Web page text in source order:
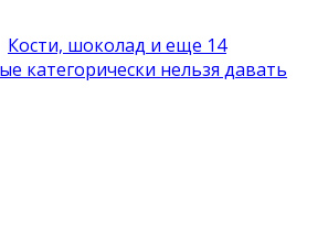
Кости, шоколад и еще 14
категорически нельзя давать